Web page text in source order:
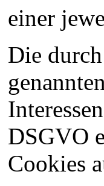
einer
Die
DSGVO
Cookies